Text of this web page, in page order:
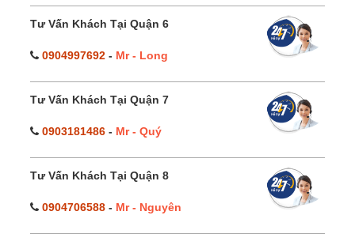
Tư Vấn Khách Tại Quận 6
0904997692 - Mr - Long
Tư Vấn Khách Tại Quận 7
0903181486 - Mr - Quý
Tư Vấn Khách Tại Quận 8
0904706588 - Mr - Nguyên